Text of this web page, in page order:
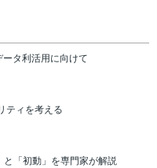
タ利活用に向けて
ティを考える
と「初動」を専門家が解説